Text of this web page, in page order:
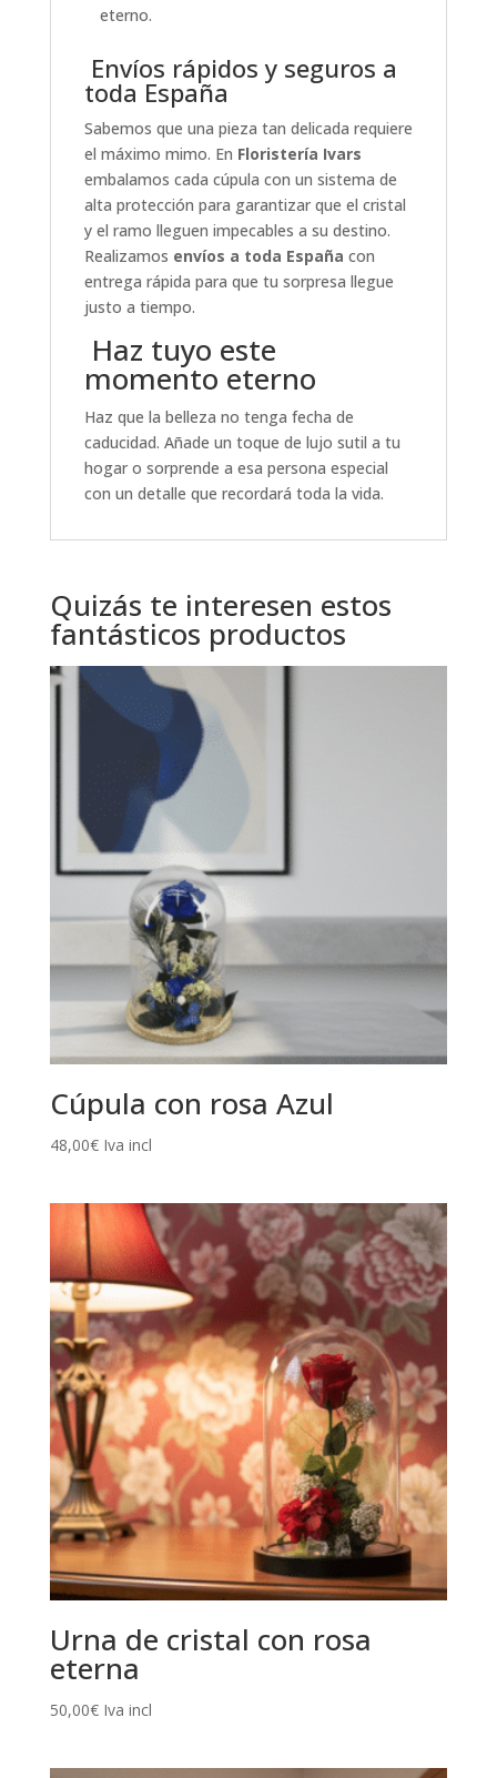
eterno.
Envíos rápidos y seguros a
toda España
Sabemos que una pieza tan delicada requiere
el máximo mimo. En Floristería Ivars
embalamos cada cúpula con un sistema de
alta protección para garantizar que el cristal
y el ramo lleguen impecables a su destino.
Realizamos envíos a toda España con
entrega rápida para que tu sorpresa llegue
justo a tiempo.
Haz tuyo este
momento eterno
Haz que la belleza no tenga fecha de
caducidad. Añade un toque de lujo sutil a tu
hogar o sorprende a esa persona especial
con un detalle que recordará toda la vida.
Quizás te interesen estos
fantásticos productos
Cúpula con rosa Azul
48,00€ Iva incl
Urna de cristal con rosa
eterna
50,00€ Iva incl